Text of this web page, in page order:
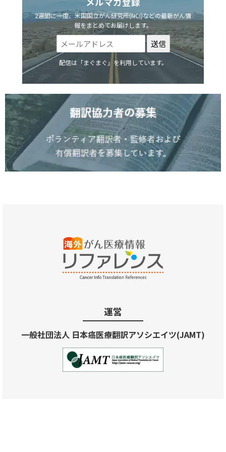
2週間に一度、米国国立がん研究所(NCI)などの最新がん情
報をまとめてお届けします。
配信は「まぐまぐ」を利用しています。
運営
一般社団法人 日本癌医療翻訳アソシエイツ(JAMT)